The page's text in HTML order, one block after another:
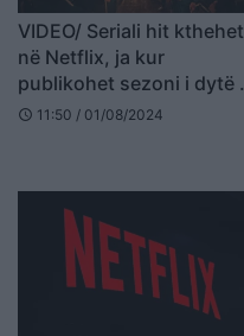
VIDEO/ Seriali hit kthehet
në Netflix, ja kur
publikohet sezoni i dytë i
‘Squid Game’
schedule 11:50 / 01/08/2024